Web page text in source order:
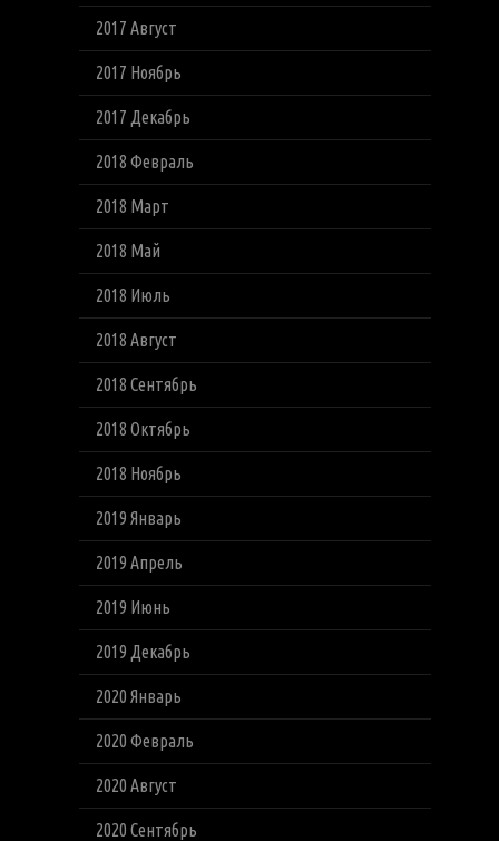
2017 Август
2017 Ноябрь
2017 Декабрь
2018 Февраль
2018 Март
2018 Май
2018 Июль
2018 Август
2018 Сентябрь
2018 Октябрь
2018 Ноябрь
2019 Январь
2019 Апрель
2019 Июнь
2019 Декабрь
2020 Январь
2020 Февраль
2020 Август
2020 Сентябрь